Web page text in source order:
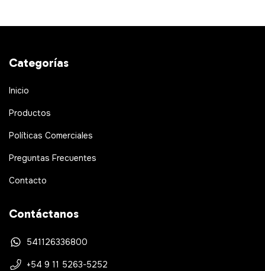
Categorías
Inicio
Productos
Políticas Comerciales
Preguntas Frecuentes
Contacto
Contáctanos
541126336800
+54 9 11 5263-5252